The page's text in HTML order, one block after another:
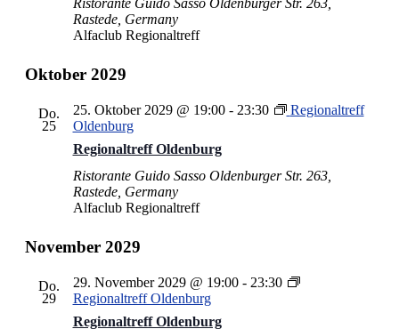
Ristorante Guido Sasso Oldenburger Str. 263,
Rastede, Germany
Alfaclub Regionaltreff
Oktober 2029
Do.
25
Regionaltreff Oldenburg
25. Oktober 2029 @ 19:00- 23:30
Regionaltreff
Oldenburg
Ristorante Guido Sasso Oldenburger Str. 263,
Rastede, Germany
Alfaclub Regionaltreff
November 2029
Do.
29
Regionaltreff Oldenburg
29. November 2029 @ 19:00- 23:30
Regionaltreff Oldenburg